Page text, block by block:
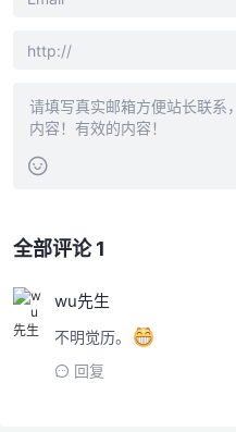
全部评论 1
wu先生
不明觉历。
回复